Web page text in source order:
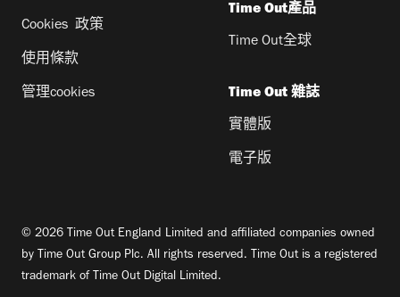
Cookies 政策
使用條款
管理cookies
Time Out產品
Time Out全球
Time Out 雜誌
實體版
電子版
© 2026 Time Out England Limited and affiliated companies owned
by Time Out Group Plc. All rights reserved. Time Out is a registered
trademark of Time Out Digital Limited.